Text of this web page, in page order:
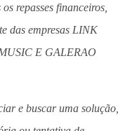
repasses financeiros,
das empresas LINK
E GALERAO
e buscar uma solução,